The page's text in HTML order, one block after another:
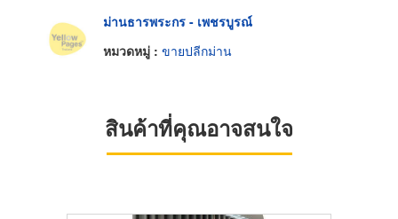
ม่านธารพระกร - เพชรบูรณ์
หมวดหมู่ : ขายปลีกม่าน
สินค้าที่คุณอาจสนใจ